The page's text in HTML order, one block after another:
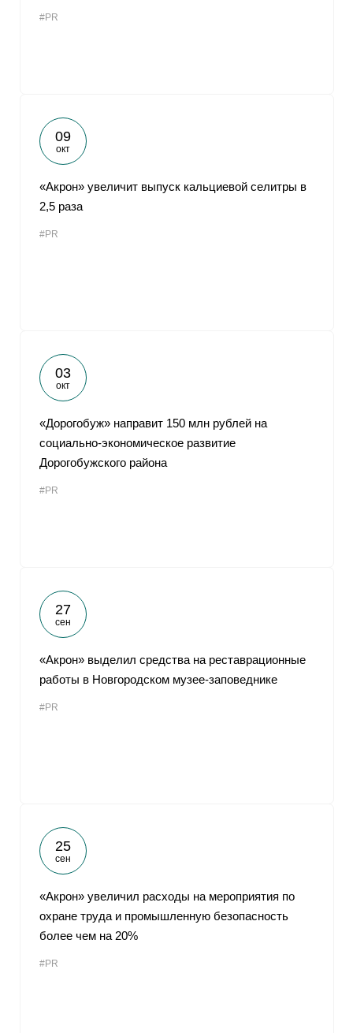
#PR
09
окт
«Акрон» увеличит выпуск кальциевой селитры в
2,5 раза
#PR
03
окт
«Дорогобуж» направит 150 млн рублей на
социально-экономическое развитие
Дорогобужского района
#PR
27
сен
«Акрон» выделил средства на реставрационные
работы в Новгородском музее-заповеднике
#PR
25
сен
«Акрон» увеличил расходы на мероприятия по
охране труда и промышленную безопасность
более чем на 20%
#PR